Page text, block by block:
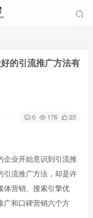
的引流推广方法有
0 176 23
企业开始意识到引流推
引流推广方法，却是许
体营销、搜索引擎优
广和口碑营销六个方